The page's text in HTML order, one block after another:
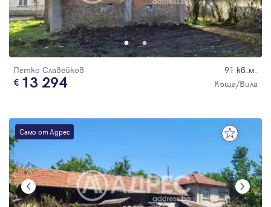
Петко Славейков 91 кв.м.
13 294 Къща/Вила
Само от Адрес